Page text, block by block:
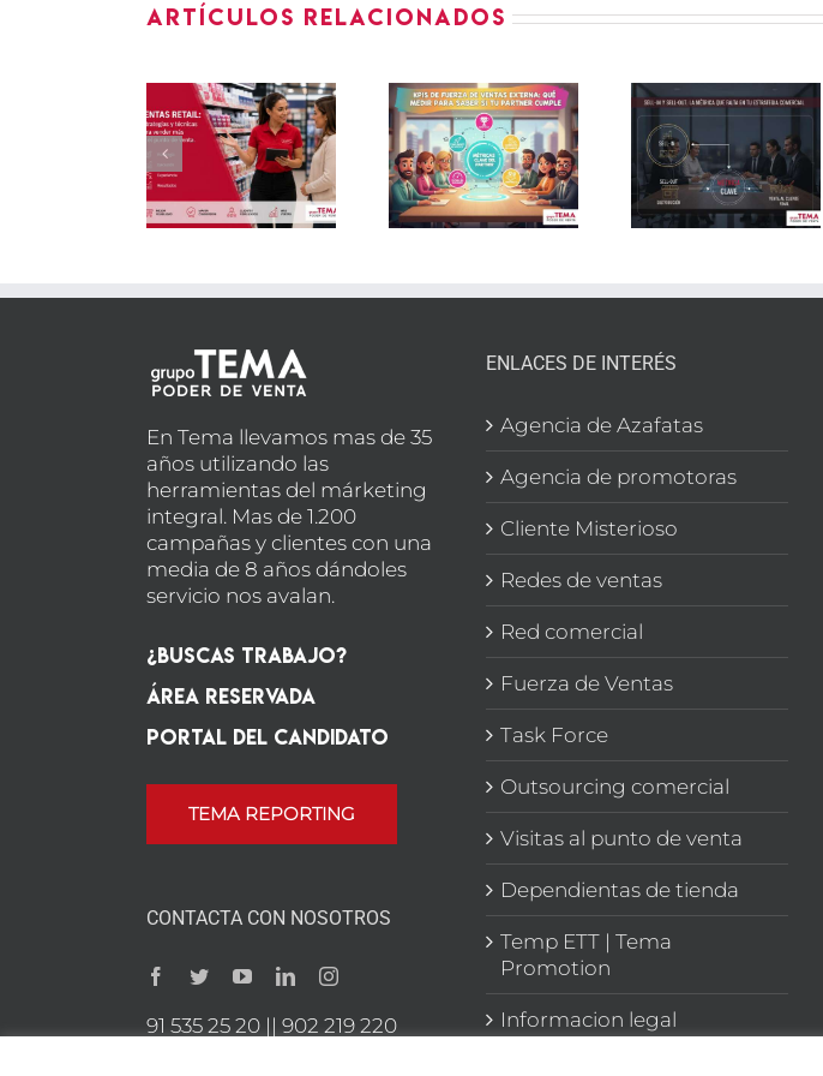
Artículos relacionados
KPIs de
fuerza de
ventas
externa:
qué medir
para
saber si
tu
Sell-in y
Sell-out:
la
métrica
que falta
en tu
estrategia
Red de
ventas
externa
en
España:
GPV y
Task
En Tema llevamos mas de 35
años utilizando las
herramientas del márketing
integral. Mas de 1.200
campañas y clientes con una
media de 8 años dándoles
servicio nos avalan.
¿Buscas Trabajo?
Área Reservada
Portal del candidato
TEMA REPORTING
CONTACTA CON NOSOTROS
91 535 25 20 || 902 219 220
ENLACES DE INTERÉS
Agencia de Azafatas
Agencia de promotoras
Cliente Misterioso
Redes de ventas
Red comercial
Fuerza de Ventas
Task Force
Outsourcing comercial
Visitas al punto de venta
Dependientas de tienda
Temp ETT | Tema
Promotion
Informacion legal